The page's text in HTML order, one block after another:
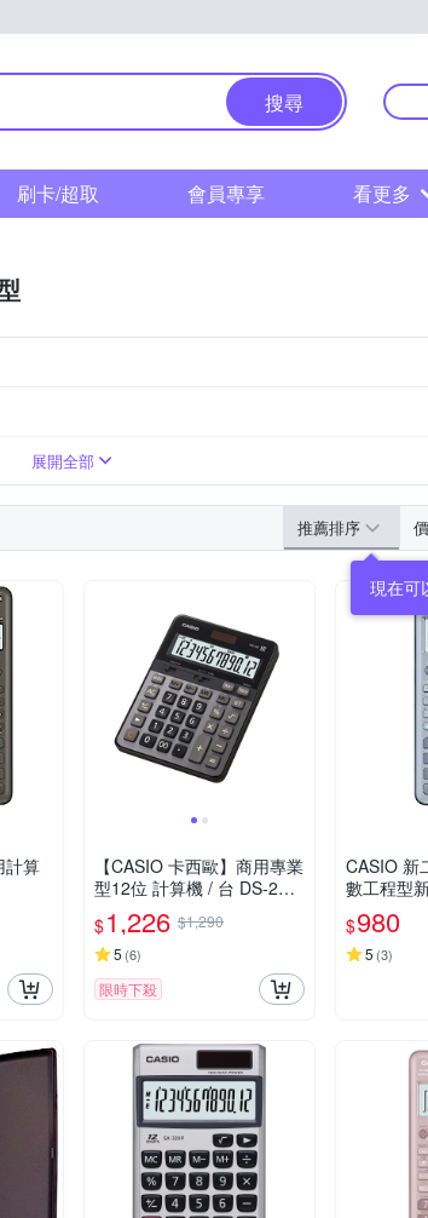
搜尋
刷卡/超取 會員專享 看更多
展開全部
推薦排序
【CASIO 卡西歐】商用專業
型12位 計算機 / 台 DS-2B
(原型號 DS-2TS)
$1,226 $1,290
5 (6)
限時下殺
CASIO 新
數工程型
1ES
$980
5 (3)